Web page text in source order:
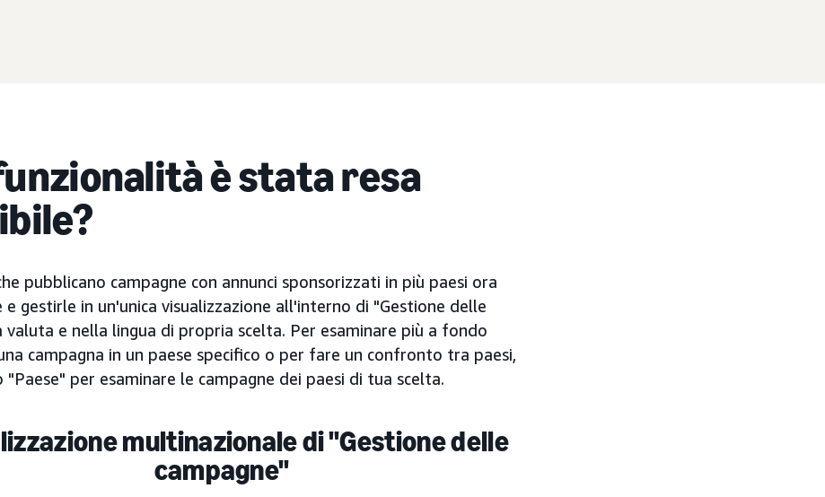
è stata resa
pubblicano campagne con annunci sponsorizzati in più paesi ora
e gestirle in un'unica visualizzazione all'interno di "Gestione delle
valuta e nella lingua di propria scelta. Per esaminare più a fondo
campagna in un paese specifico o per fare un confronto tra paesi,
per esaminare le campagne dei paesi di tua scelta.
multinazionale di "Gestione delle
campagne"